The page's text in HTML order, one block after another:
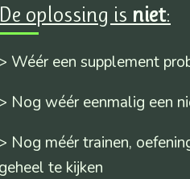
De oplossing is niet:
Wéér een supplement
Nog wéér eenmalig een
Nog méér trainen,
geheel te kijken